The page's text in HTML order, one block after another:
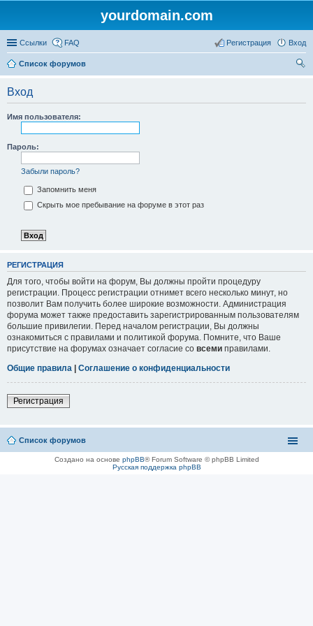
yourdomain.com
Ссылки FAQ Вход
Регистрация
Список форумов
Вход
Имя пользователя:
Пароль:
Забыли пароль?
Запомнить меня
Скрыть мое пребывание на форуме в этот раз
РЕГИСТРАЦИЯ
Для того, чтобы войти на форум, Вы должны пройти процедуру
регистрации. Процесс регистрации отнимет всего несколько минут, но
позволит Вам получить более широкие возможности. Администрация
форума может также предоставить зарегистрированным пользователям
большие привилегии. Перед началом регистрации, Вы должны
ознакомиться с правилами и политикой форума. Помните, что Ваше
присутствие на форумах означает согласие со всеми правилами.
Общие правила | Соглашение о конфиденциальности
Регистрация
Список форумов
Создано на основе phpBB® Forum Software © phpBB Limited
Русская поддержка phpBB